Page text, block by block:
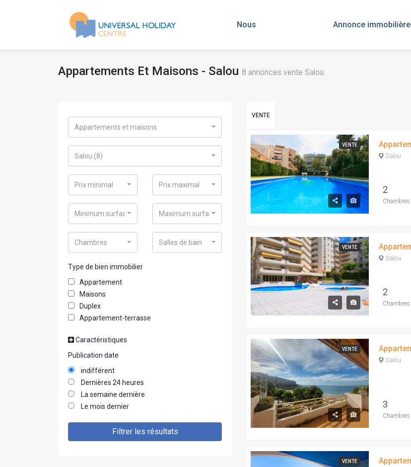
Nous Annonce immobilière
Appartements Et Maisons - Salou 8 annonces vente Salou.
Appartements et maisons
Salou (8)
Prix minimal Prix maximal
Minimum surface Maximum surface
Chambres Salles de bain
Type de bien immobilier
Appartement
Maisons
Duplex
Appartement-terrasse
Caractéristiques
Publication date
indifférent
Dernières 24 heures
La semaine dernière
Le mois dernier
Filtrer les résultats
VENTE
VENTE
Salou
2
Chambres
VENTE
Salou
2
Chambres
VENTE
Salou
3
Chambres
VENTE